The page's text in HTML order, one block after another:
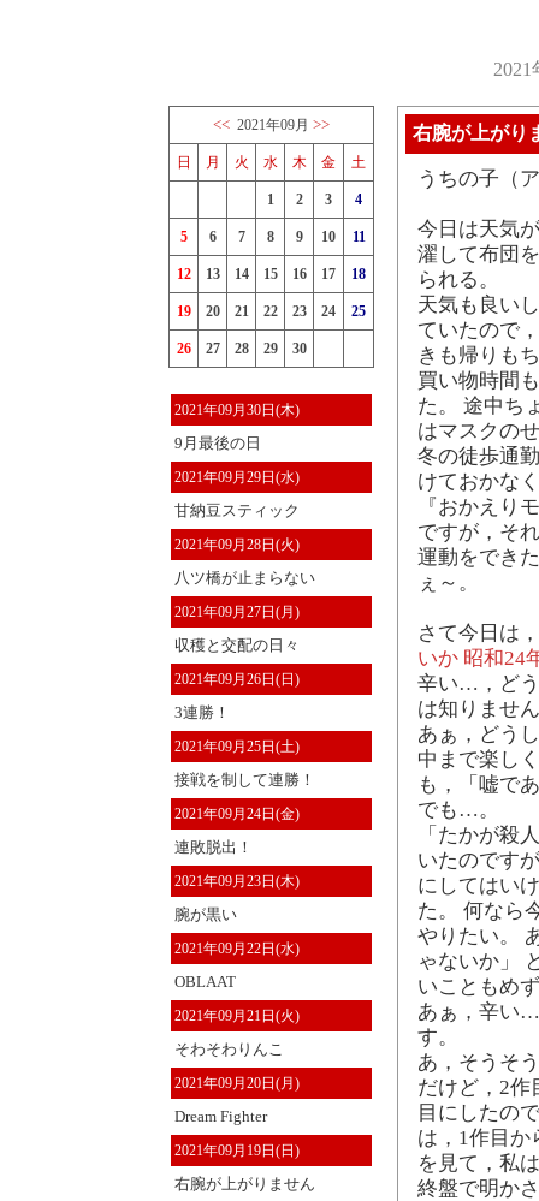
<< 2021年09月 >>
日 月 火 水 木 金 土
1 2 3 4
5 6 7 8 9 10 11
12 13 14 15 16 17 18
19 20 21 22 23 24 25
26 27 28 29 30
2021年09月30日(木)
9月最後の日
2021年09月29日(水)
甘納豆スティック
2021年09月28日(火)
八ツ橋が止まらない
2021年09月27日(月)
収穫と交配の日々
2021年09月26日(日)
3連勝！
2021年09月25日(土)
接戦を制して連勝！
2021年09月24日(金)
連敗脱出！
2021年09月23日(木)
腕が黒い
2021年09月22日(水)
OBLAAT
2021年09月21日(火)
そわそわりんこ
2021年09月20日(月)
Dream Fighter
2021年09月19日(日)
右腕が上がりません
右腕が上がり
うちの子（
今日は天気
濯して布団
られる。
天気も良い
ていたので
きも帰りも
買い物時間
た。 途中ち
はマスクの
冬の徒歩通
けておかな
『おかえり
ですが，そ
運動をでき
ぇ～。
さて今日は
いか 昭和24
辛い…，ど
は知りませ
あぁ，どう
中まで楽し
も，「嘘で
でも…。
「たかが殺
いたのです
にしてはい
た。 何なら
やりたい。
ゃないか」
いこともめ
あぁ，辛い
す。
あ，そうそ
だけど，2作
目にしたの
は，1作目か
を見て，私
終盤で明か